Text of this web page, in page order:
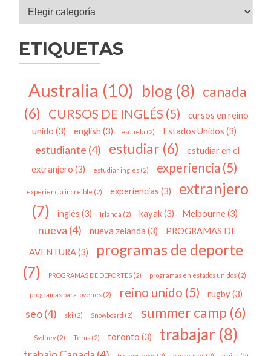
Categorías
ETIQUETAS
Australia (10) blog(8) canada
(6)
CURSOS DE INGLÉS (5)
cursos en reino
unido (3) english (3) escuela (2) Estados Unidos (3)
estudiante (4) estudiar (6)
estudiar en el
extranjero (3) estudiar inglés (2) experiencia (5)
experiencia increible (2) experiencias (3)
extranjero
(7)
inglés (3) Irlanda (2) kayak(3) Melbourne(3)
nueva (4) nueva zelanda (3) PROGRAMAS DE
AVENTURA(3)
programas de deporte
(7)
PROGRAMAS DE DEPORTES (2) programas en estados unidos (2)
programas para jovenes(2) reino unido (5) rugby(3)
seo(4) ski (2) Snowboard (2) summer camp (6)
Sydney(2) Tenis (2) toronto (3) trabajar (8)